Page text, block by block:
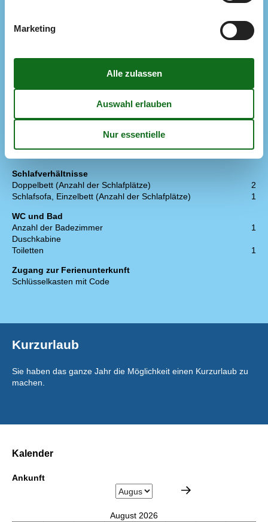
Gefrierkapazität (Anzahl Liter)
15
Jahr der Renovierung
2020
> 3 dänische Sender
Schlafverhältnisse
Doppelbett (Anzahl der Schlafplätze)
2
Schlafsofa, Einzelbett (Anzahl der Schlafplätze)
1
WC und Bad
Anzahl der Badezimmer
1
Duschkabine
Toiletten
1
Zugang zur Ferienunterkunft
Schlüsselkasten mit Code
Kurzurlaub
Sie haben das ganze Jahr die Möglichkeit einen Kurzurlaub zu
machen.
Kalender
Ankunft
August 2026
Marketing